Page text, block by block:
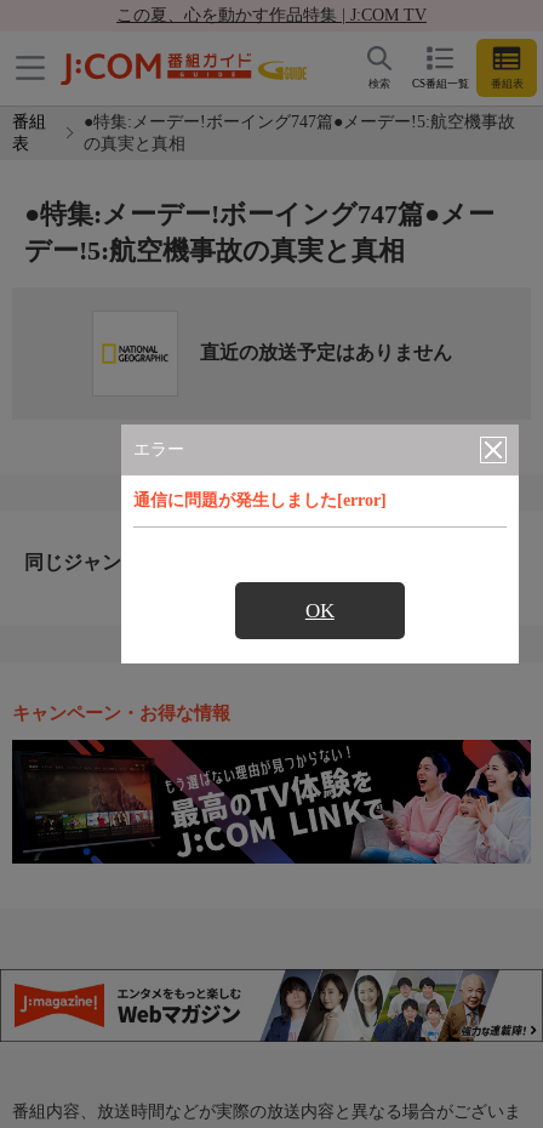
この夏、心を動かす作品特集 | J:COM TV
CS番組一覧 番組表
検索
番組
表
●特集:メーデー!ボーイング747篇●メーデー!5:航空機事故
の真実と真相
エラー
通信に問題が発生しました[error]
OK
●特集:メーデー!ボーイング747篇●メー
デー!5:航空機事故の真実と真相
直近の放送予定はありません
同じジャンルのおすすめ番組
キャンペーン・お得な情報
番組内容、放送時間などが実際の放送内容と異なる場合がございま